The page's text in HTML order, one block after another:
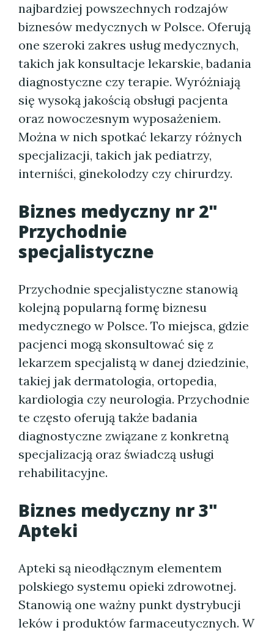
najbardziej powszechnych rodzajów
biznesów medycznych w Polsce. Oferują
one szeroki zakres usług medycznych,
takich jak konsultacje lekarskie, badania
diagnostyczne czy terapie. Wyróżniają
się wysoką jakością obsługi pacjenta
oraz nowoczesnym wyposażeniem.
Można w nich spotkać lekarzy różnych
specjalizacji, takich jak pediatrzy,
interniści, ginekolodzy czy chirurdzy.
Biznes medyczny nr 2"
Przychodnie
specjalistyczne
Przychodnie specjalistyczne stanowią
kolejną popularną formę biznesu
medycznego w Polsce. To miejsca, gdzie
pacjenci mogą skonsultować się z
lekarzem specjalistą w danej dziedzinie,
takiej jak dermatologia, ortopedia,
kardiologia czy neurologia. Przychodnie
te często oferują także badania
diagnostyczne związane z konkretną
specjalizacją oraz świadczą usługi
rehabilitacyjne.
Biznes medyczny nr 3"
Apteki
Apteki są nieodłącznym elementem
polskiego systemu opieki zdrowotnej.
Stanowią one ważny punkt dystrybucji
leków i produktów farmaceutycznych. W